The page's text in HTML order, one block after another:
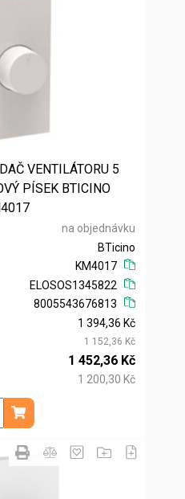
VENTILÁTORU 5
PÍSEK BTICINO
na objednávku
BTicino
KM4017
ELOSOS1345822
8005543676813
1 394,36 Kč
1 152,36 Kč
1 452,36 Kč
1 200,30 Kč
ks
Přidat do košíku